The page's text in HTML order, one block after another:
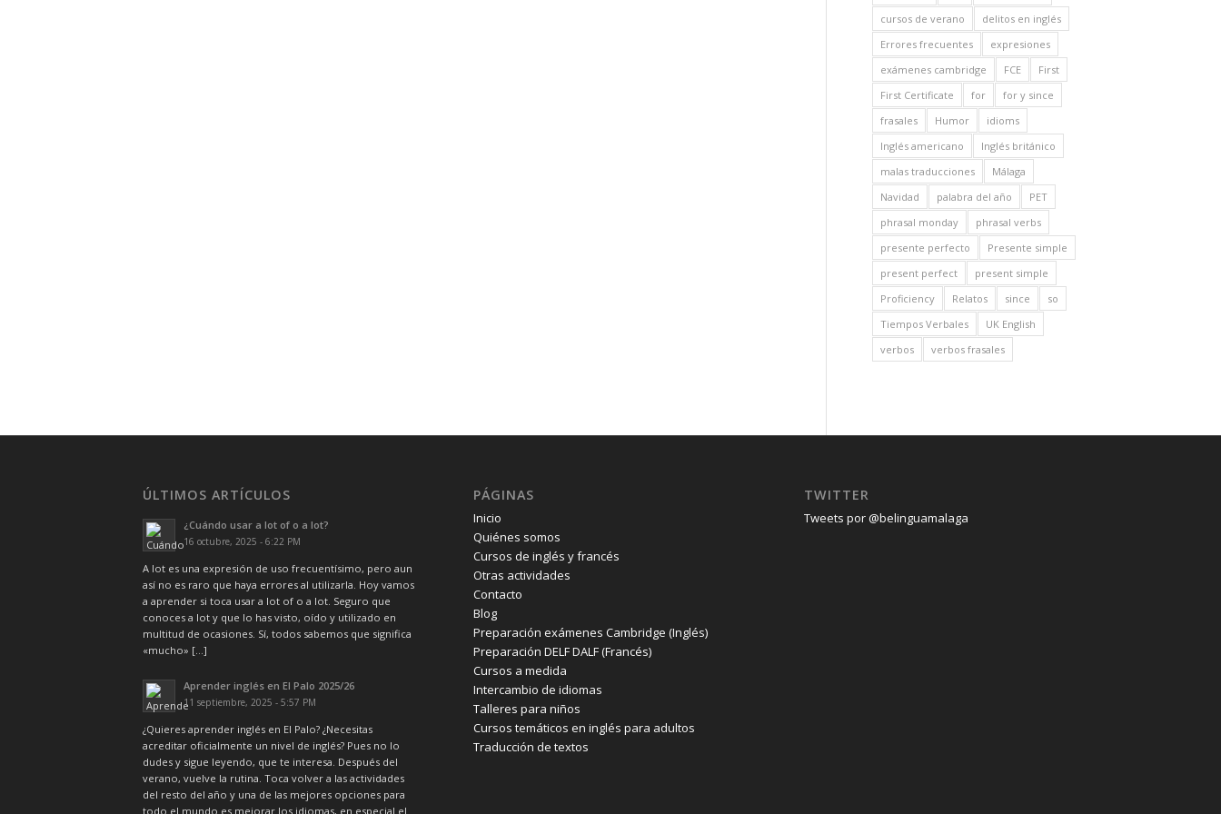
cursos de verano
delitos en inglés
Errores frecuentes
expresiones
exámenes cambridge
FCE
First
First Certificate
for
for y since
frasales
Humor
idioms
Inglés americano
Inglés británico
malas traducciones
Málaga
Navidad
palabra del año
PET
phrasal monday
phrasal verbs
presente perfecto
Presente simple
present perfect
present simple
Proficiency
Relatos since
so
Tiempos Verbales
UK English
verbos
verbos frasales
ÚLTIMOS ARTÍCULOS
¿Cuándo usar a lot of o a lot?
16 octubre, 2025 - 6:22 PM
A lot es una expresión de uso frecuentísimo, pero aun
así no es raro que haya errores al utilizarla. Hoy vamos
a aprender si toca usar a lot of o a lot. Seguro que
conoces a lot y que lo has visto, oído y utilizado en
multitud de ocasiones. Sí, todos sabemos que significa
«mucho» […]
Aprender inglés en El Palo 2025/26
11 septiembre, 2025 - 5:57 PM
¿Quieres aprender inglés en El Palo? ¿Necesitas
acreditar oficialmente un nivel de inglés? Pues no lo
dudes y sigue leyendo, que te interesa. Después del
verano, vuelve la rutina. Toca volver a las actividades
del resto del año y una de las mejores opciones para
todo el mundo es mejorar los idiomas, en especial el
PÁGINAS
Inicio
Quiénes somos
Cursos de inglés y francés
Otras actividades
Contacto
Blog
Preparación exámenes Cambridge (Inglés)
Preparación DELF DALF (Francés)
Cursos a medida
Intercambio de idiomas
Talleres para niños
Cursos temáticos en inglés para adultos
Traducción de textos
TWITTER
Tweets por @belinguamalaga